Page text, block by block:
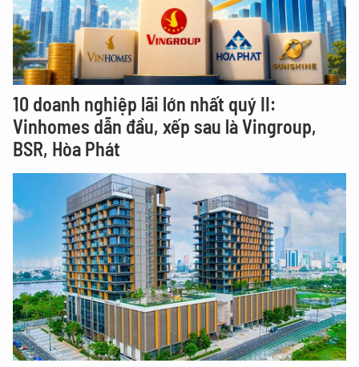
10 doanh nghiệp lãi lớn nhất quý II:
Vinhomes dẫn đầu, xếp sau là Vingroup,
BSR, Hòa Phát